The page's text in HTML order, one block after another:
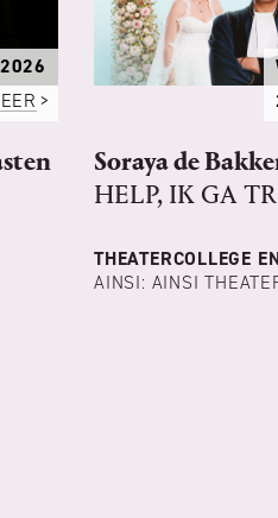
Soraya de
HELP, IK GA
THEATERCOLLEGE
AINSI: AINSI